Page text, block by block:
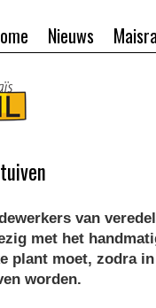
Nieuws
van
met het
plant moet, zodra
worden.